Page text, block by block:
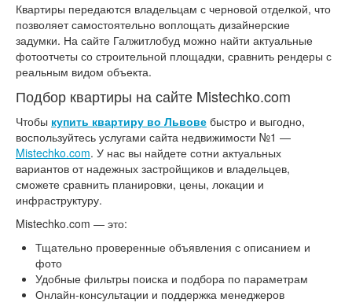
Квартиры передаются владельцам с черновой отделкой, что
позволяет самостоятельно воплощать дизайнерские
задумки. На сайте Галжитлобуд можно найти актуальные
фотоотчеты со строительной площадки, сравнить рендеры с
реальным видом объекта.
Подбор квартиры на сайте Mistechko.com
Чтобы купить квартиру во Львове быстро и выгодно,
воспользуйтесь услугами сайта недвижимости №1 —
Mistechko.com. У нас вы найдете сотни актуальных
вариантов от надежных застройщиков и владельцев,
сможете сравнить планировки, цены, локации и
инфраструктуру.
Mistechko.com — это:
Тщательно проверенные объявления с описанием и
фото
Удобные фильтры поиска и подбора по параметрам
Онлайн-консультации и поддержка менеджеров